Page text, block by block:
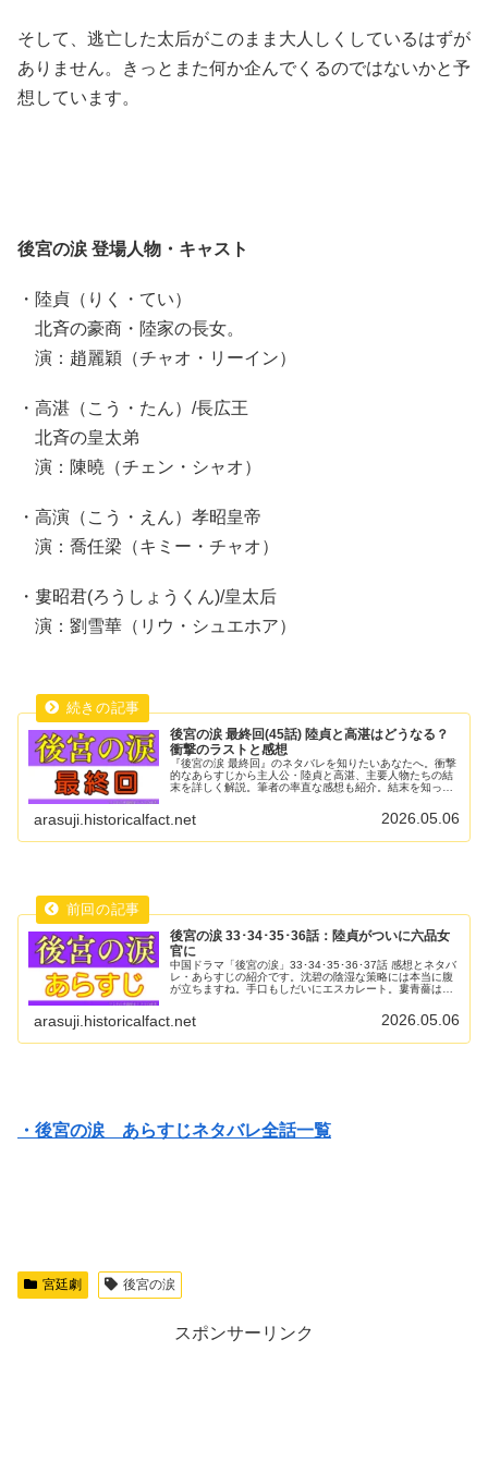
そして、逃亡した太后がこのまま大人しくしているはずが
ありません。きっとまた何か企んでくるのではないかと予
想しています。
後宮の涙 登場人物・キャスト
・陸貞（りく・てい）
北斉の豪商・陸家の長女。
演：趙麗穎（チャオ・リーイン）
・高湛（こう・たん）/長広王
北斉の皇太弟
演：陳曉（チェン・シャオ）
・高演（こう・えん）孝昭皇帝
演：喬任梁（キミー・チャオ）
・婁昭君(ろうしょうくん)/皇太后
演：劉雪華（リウ・シュエホア）
後宮の涙 最終回(45話) 陸貞と高湛はどうなる？
衝撃のラストと感想
『後宮の涙 最終回』のネタバレを知りたいあなたへ。衝撃
的なあらすじから主人公・陸貞と高湛、主要人物たちの結
末を詳しく解説。筆者の率直な感想も紹介。結末を知って
arasuji.historicalfact.net 2026.05.06
後宮の涙 33･34･35･36話：陸貞がついに六品女
官に
中国ドラマ「後宮の涙」33･34･35･36･37話 感想とネタバ
レ・あらすじの紹介です。沈碧の陰湿な策略には本当に腹
が立ちますね。手口もしだいにエスカレート。婁青薔はい
arasuji.historicalfact.net 2026.05.06
・後宮の涙 あらすじネタバレ全話一覧
宮廷劇 後宮の涙
スポンサーリンク